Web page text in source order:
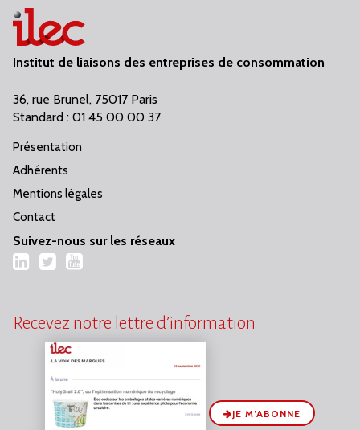
Institut de liaisons des entreprises de consommation
36, rue Brunel, 75017 Paris
Standard : 01 45 00 00 37
Présentation
Adhérents
Mentions légales
Contact
Suivez-nous sur les réseaux
LinkedIn
TwitterYouTube
Recevez notre lettre d’information
JE M’ABONNE